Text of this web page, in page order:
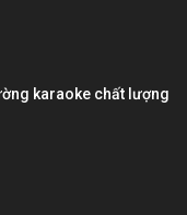
karaoke chất lượng